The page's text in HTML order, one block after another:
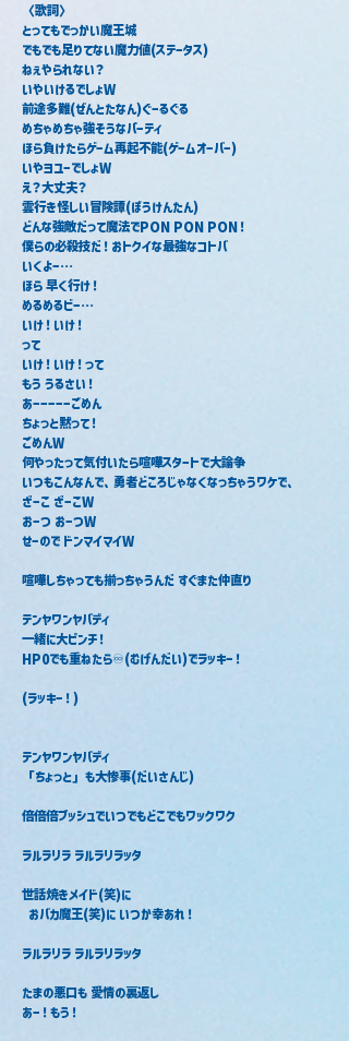
〈歌詞〉
‎とってもでっかい魔王城
でもでも足りてない魔力値(ステータス)
ねぇやられない？
いやいけるでしょW
‎前途多難(ぜんとたなん)ぐーるぐる
めちゃめちゃ強そうなパーティ
‎ほら負けたらゲーム再起不能(ゲームオーバー)
いやヨユーでしょW
え？大丈夫？
雲行き怪しい冒険譚(ぼうけんたん)
‎どんな強敵だって魔法でPON PON PON！
僕らの必殺技だ！おトクイな最強なコトバ
いくよー…
ほら 早く行け！‎
めるめるビー…
いけ！いけ！
って
いけ！いけ！って
‎もう うるさい！
あーーーーーごめん
‎ちょっと黙って！
ごめんW
何やったって気付いたら喧嘩スタートで大論争
‎いつもこんなんで、勇者どころじゃなくなっちゃうワケで、
ざーこ ざーこW
‎おーつ おーつW
せーので ドンマイマイW
喧嘩しちゃっても揃っちゃうんだ すぐまた仲直り
テンヤワンヤバディ
一緒に大ピンチ！
HP0でも重ねたら♾️(むげんだい)でラッキー！
(ラッキー！)
テンヤワンヤバディ
「ちょっと」も大惨事(だいさんじ)
‎倍倍倍プッシュでいつでもどこでもワックワク
ラルラリラ ラルラリラッタ
世話焼きメイド(笑)に
  おバカ魔王(笑)に いつか幸あれ！
ラルラリラ ラルラリラッタ
たまの悪口も 愛情の裏返し
あー！もう！